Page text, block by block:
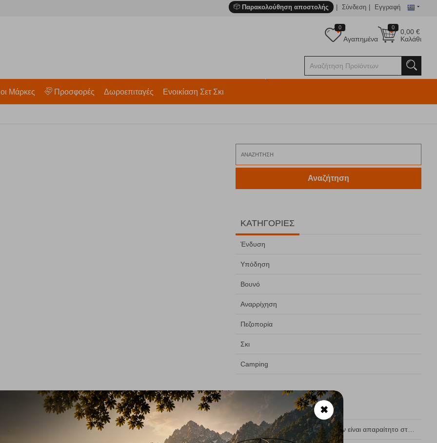
Παρακολούθηση αποστολής Σύνδεση Εγγραφή
0
0,00€
Καλάθι
0
Αγαπημένα
Μάρκες Προσφορές Δωροεπιταγές Ενοικίαση Σετ Σκι
Αναζήτηση
ΚΑΤΗΓΟΡΙΕΣ
Ένδυση
Υπόδηση
Βουνό
Αναρρίχηση
Πεζοπορία
Σκι
Camping
ΤΕΛΕΥΤΑΙΑ ΑΡΘΡΑ
1 Γιατί το πουπουλένιο μπουφάν είναι απαραίτητο στο βουνό;
✖